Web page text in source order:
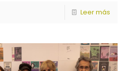
Leer más